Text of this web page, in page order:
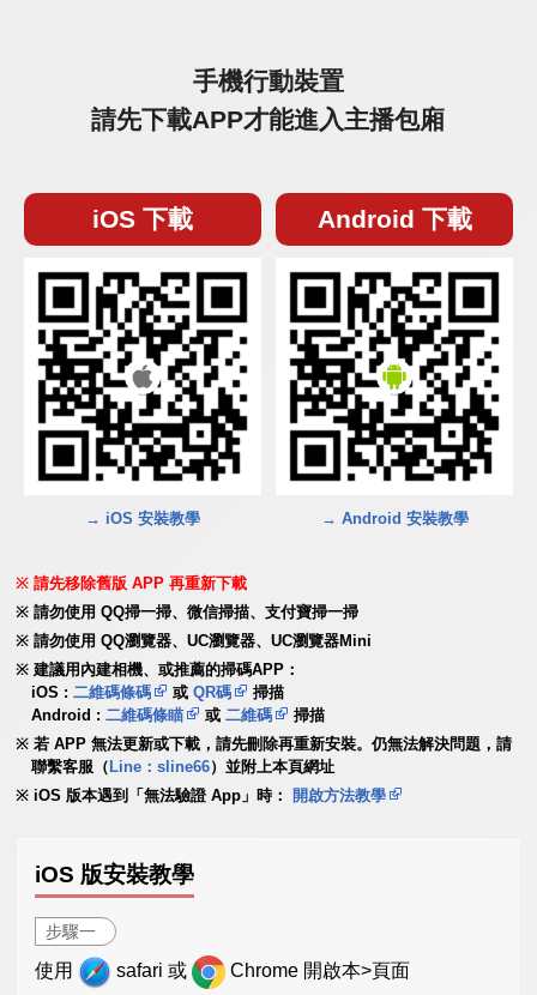
手機行動裝置
請先下載APP才能進入主播包廂
iOS 下載
→ iOS 安裝教學
Android 下載
→ Android 安裝教學
請先移除舊版 APP 再重新下載
請勿使用 QQ掃一掃、微信掃描、支付寶掃一掃
請勿使用 QQ瀏覽器、UC瀏覽器、UC瀏覽器Mini
建議用內建相機、或推薦的掃碼APP：
iOS :二維碼條碼 或QR碼
掃描
Android :二維碼條瞄 或二維碼
掃描
若 APP 無法更新或下載，請先刪除再重新安裝。仍無法解決問題，請
聯繫客服（ Line：sline66）並附上本頁網址
iOS 版本遇到「無法驗證 App」時：
開啟方法教學
iOS 版安裝教學
步驟一
使用 safari 或 Chrome 開啟本>頁面